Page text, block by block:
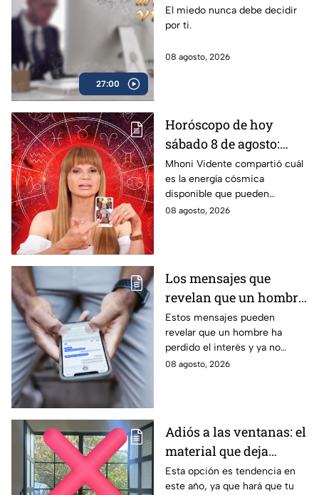
27:00
2026
El miedo nunca debe decidir
por ti.
08 agosto, 2026
Horóscopo de hoy
sábado 8 de agosto:
estas son las
predicciones de Mhoni
Vidente
Mhoni Vidente compartió cuál
es la energía cósmica
disponible que pueden
aprovechar las personas de los
08 agosto, 2026
Los mensajes que
revelan que un hombre
ya no tiene interés en ti
Estos mensajes pueden
revelar que un hombre ha
perdido el interés y ya no
busca mantener la misma
08 agosto, 2026
Adiós a las ventanas: el
material que deja
entrar la luz y evita
miradas indiscretas en
Esta opción es tendencia en
este año, ya que hará que tu